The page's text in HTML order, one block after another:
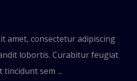
amet, consectetur adipiscing
lobortis. Curabitur feugiat
sem ...